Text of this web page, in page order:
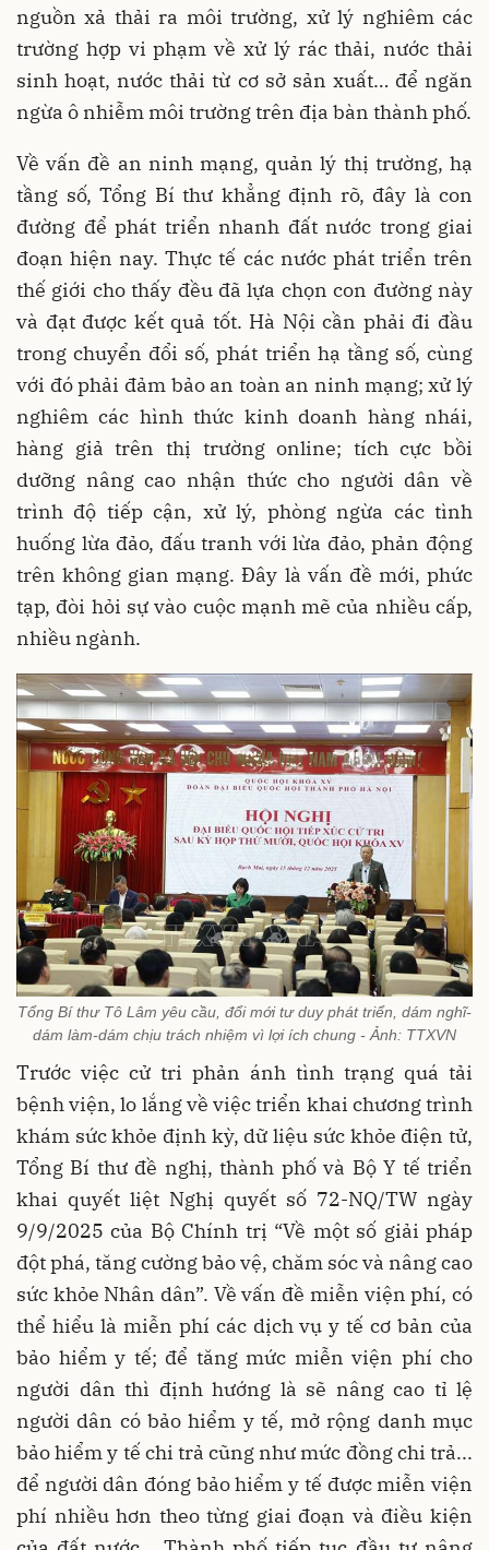
nguồn xả thải ra môi trường, xử lý nghiêm các
trường hợp vi phạm về xử lý rác thải, nước thải
sinh hoạt, nước thải từ cơ sở sản xuất… để ngăn
ngừa ô nhiễm môi trường trên địa bàn thành phố.
Về vấn đề an ninh mạng, quản lý thị trường, hạ
tầng số, Tổng Bí thư khẳng định rõ, đây là con
đường để phát triển nhanh đất nước trong giai
đoạn hiện nay. Thực tế các nước phát triển trên
thế giới cho thấy đều đã lựa chọn con đường này
và đạt được kết quả tốt. Hà Nội cần phải đi đầu
trong chuyển đổi số, phát triển hạ tầng số, cùng
với đó phải đảm bảo an toàn an ninh mạng; xử lý
nghiêm các hình thức kinh doanh hàng nhái,
hàng giả trên thị trường online; tích cực bồi
dưỡng nâng cao nhận thức cho người dân về
trình độ tiếp cận, xử lý, phòng ngừa các tình
huống lừa đảo, đấu tranh với lừa đảo, phản động
trên không gian mạng. Đây là vấn đề mới, phức
tạp, đòi hỏi sự vào cuộc mạnh mẽ của nhiều cấp,
nhiều ngành.
Tổng Bí thư Tô Lâm yêu cầu, đổi mới tư duy phát triển, dám nghĩ-
dám làm-dám chịu trách nhiệm vì lợi ích chung - Ảnh: TTXVN
Trước việc cử tri phản ánh tình trạng quá tải
bệnh viện, lo lắng về việc triển khai chương trình
khám sức khỏe định kỳ, dữ liệu sức khỏe điện tử,
Tổng Bí thư đề nghị, thành phố và Bộ Y tế triển
khai quyết liệt Nghị quyết số 72-NQ/TW ngày
9/9/2025 của Bộ Chính trị “Về một số giải pháp
đột phá, tăng cường bảo vệ, chăm sóc và nâng cao
sức khỏe Nhân dân”. Về vấn đề miễn viện phí, có
thể hiểu là miễn phí các dịch vụ y tế cơ bản của
bảo hiểm y tế; để tăng mức miễn viện phí cho
người dân thì định hướng là sẽ nâng cao tỉ lệ
người dân có bảo hiểm y tế, mở rộng danh mục
bảo hiểm y tế chi trả cũng như mức đồng chi trả...
để người dân đóng bảo hiểm y tế được miễn viện
phí nhiều hơn theo từng giai đoạn và điều kiện